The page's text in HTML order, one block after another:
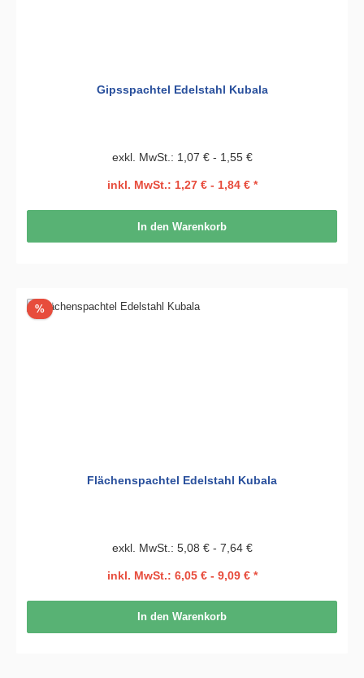
Gipsspachtel Edelstahl Kubala
exkl. MwSt.: 1,07 € - 1,55 €
inkl. MwSt.: 1,27 € - 1,84 € *
In den Warenkorb
%Rabatt
Flächenspachtel Edelstahl Kubala
exkl. MwSt.: 5,08 € - 7,64 €
inkl. MwSt.: 6,05 € - 9,09 € *
In den Warenkorb